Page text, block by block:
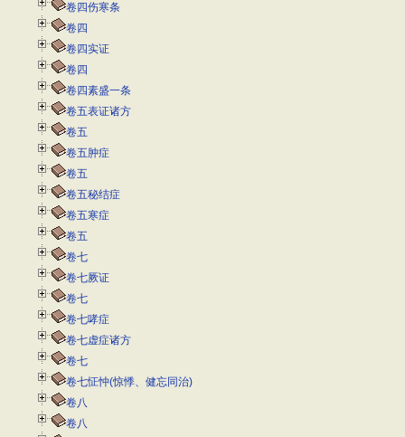
卷四伤寒条
卷四
卷四实证
卷四
卷四素盛一条
卷五表证诸方
卷五
卷五肿症
卷五
卷五秘结症
卷五寒症
卷五
卷七
卷七厥证
卷七
卷七哮症
卷七虚症诸方
卷七
卷七怔忡(惊悸、健忘同治)
卷八
卷八